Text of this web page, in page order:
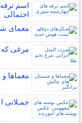
اسم
احتمالی
معمای
مرغی که
معماها
جمـلاتی